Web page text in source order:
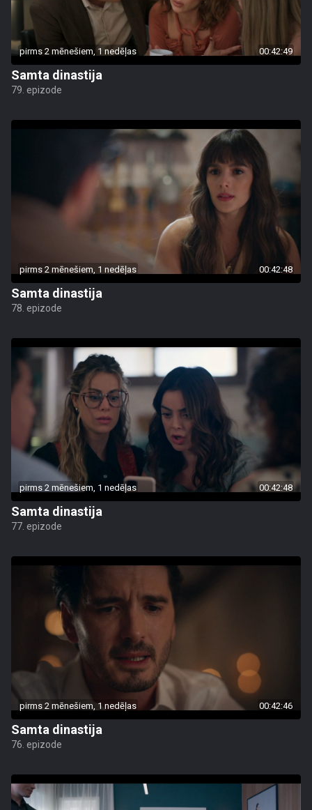
pirms 2 mēnešiem, 1 nedēļas 00:42:49
Samta dinastija
79. epizode
pirms 2 mēnešiem, 1 nedēļas 00:42:48
Samta dinastija
78. epizode
pirms 2 mēnešiem, 1 nedēļas 00:42:48
Samta dinastija
77. epizode
pirms 2 mēnešiem, 1 nedēļas 00:42:46
Samta dinastija
76. epizode